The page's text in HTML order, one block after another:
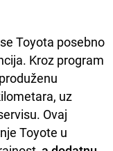
Toyota posebno
Kroz program
uz
Ovaj
Toyote u